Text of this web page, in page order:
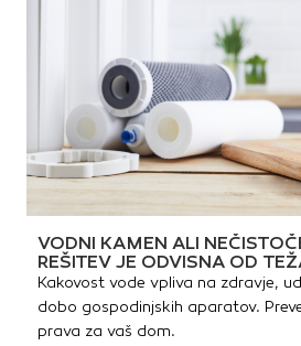
VODNI KAMEN ALI
REŠITEV JE ODVISNA OD
Kakovost vode vpliva na zdravje,
dobo gospodinjskih aparatov.
prava za vaš dom.